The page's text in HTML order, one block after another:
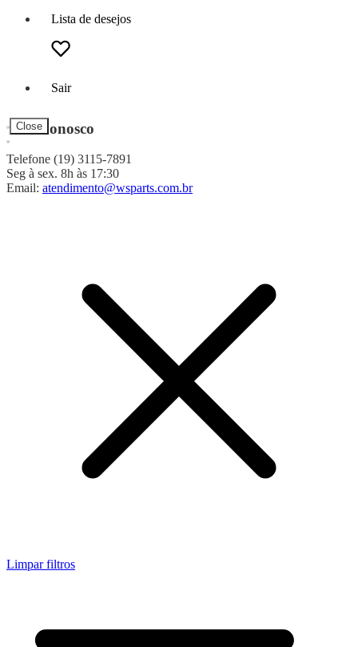
Lista de desejos
Sair
Close
Fale Conosco
Telefone (19) 3115-7891
Seg à sex. 8h às 17:30
Email: atendimento@wsparts.com.br
Limpar filtros